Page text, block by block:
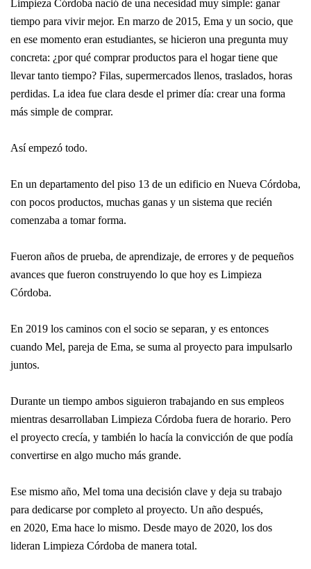
Limpieza Córdoba nació de una necesidad muy simple: ganar
tiempo para vivir mejor. En marzo de 2015, Ema y un socio, que
en ese momento eran estudiantes, se hicieron una pregunta muy
concreta: ¿por qué comprar productos para el hogar tiene que
llevar tanto tiempo? Filas, supermercados llenos, traslados, horas
perdidas. La idea fue clara desde el primer día: crear una forma
más simple de comprar.
Así empezó todo.
En un departamento del piso 13 de un edificio en Nueva Córdoba,
con pocos productos, muchas ganas y un sistema que recién
comenzaba a tomar forma.
Fueron años de prueba, de aprendizaje, de errores y de pequeños
avances que fueron construyendo lo que hoy es Limpieza
Córdoba.
En 2019 los caminos con el socio se separan, y es entonces
cuando Mel, pareja de Ema, se suma al proyecto para impulsarlo
juntos.
Durante un tiempo ambos siguieron trabajando en sus empleos
mientras desarrollaban Limpieza Córdoba fuera de horario. Pero
el proyecto crecía, y también lo hacía la convicción de que podía
convertirse en algo mucho más grande.
Ese mismo año, Mel toma una decisión clave y deja su trabajo
para dedicarse por completo al proyecto. Un año después,
en 2020, Ema hace lo mismo. Desde mayo de 2020, los dos
lideran Limpieza Córdoba de manera total.